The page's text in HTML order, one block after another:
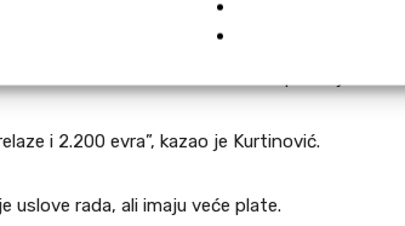
riješili da bismo mogli da zadržimo radnike, jer
plate”, kazao je Kurtinović. Prema
od 1.100 do 1.600 evra ukoliko poznaju vinsku
i 2.200 evra”, kazao je Kurtinović.
uslove rada, ali imaju veće plate.